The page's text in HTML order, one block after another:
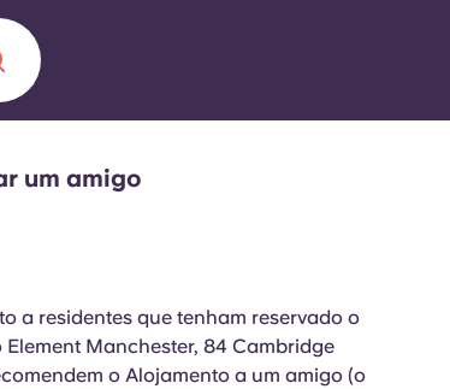
Sobre nós
Català
um amigo
a residentes que tenham reservado o
Manchester, 84 Cambridge
o Alojamento a um amigo (o